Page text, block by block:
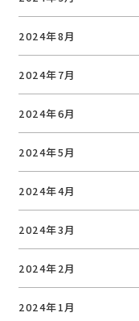
2024年8月
2024年7月
2024年6月
2024年5月
2024年4月
2024年3月
2024年2月
2024年1月